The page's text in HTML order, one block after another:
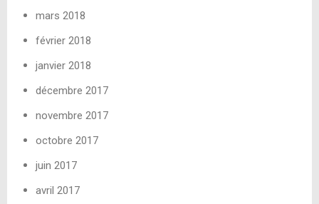
mars 2018
février 2018
janvier 2018
décembre 2017
novembre 2017
octobre 2017
juin 2017
avril 2017